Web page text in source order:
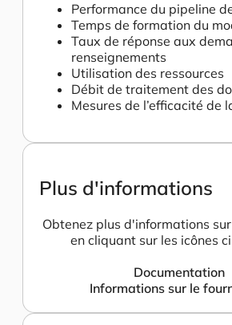
Performance du pipeline
Temps de formation du
Taux de réponse aux
renseignements
Utilisation des ressources
Débit de traitement des
Mesures de l’efficacité de
Plus d'informations
Obtenez plus d'informations
en cliquant sur les icônes
Documentation
Informations sur le